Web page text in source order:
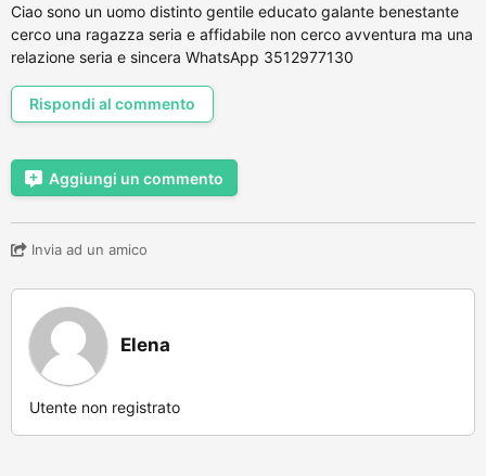
Ciao sono un uomo distinto gentile educato galante benestante
cerco una ragazza seria e affidabile non cerco avventura ma una
relazione seria e sincera WhatsApp 3512977130
Rispondi al commento
Aggiungi un commento
Invia ad un amico
Elena
Utente non registrato